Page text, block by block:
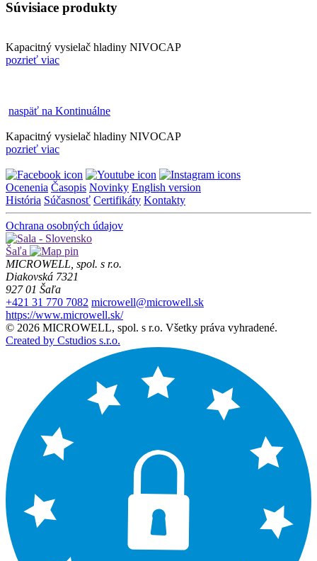
Súvisiace produkty
Kapacitný vysielač hladiny NIVOCAP
pozrieť viac
naspäť na Kontinuálne
Kapacitný vysielač hladiny NIVOCAP
pozrieť viac
Ocenenia Časopis Novinky English version
História Súčasnosť Certifikáty Kontakty
Ochrana osobných údajov
Šaľa
MICROWELL, spol. s r.o.
Diakovská 7321
927 01 Šaľa
+421 31 770 7082 microwell@microwell.sk
https://www.microwell.sk/
© 2026 MICROWELL, spol. s r.o. Všetky práva vyhradené.
Created by Cstudios s.r.o.